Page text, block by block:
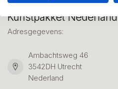
Kunstpakket Nederland
Adresgegevens:
Ambachtsweg 46
3542DH Utrecht
Nederland